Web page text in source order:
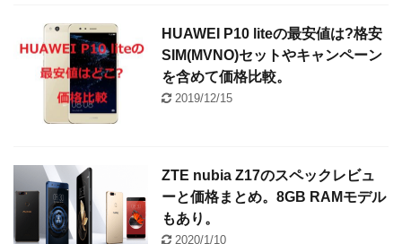
HUAWEI P10 liteの最安値は?格安
SIM(MVNO)セットやキャンペーン
を含めて価格比較。
2019/12/15
ZTE nubia Z17のスペックレビュ
ーと価格まとめ。8GB RAMモデル
もあり。
2020/1/10